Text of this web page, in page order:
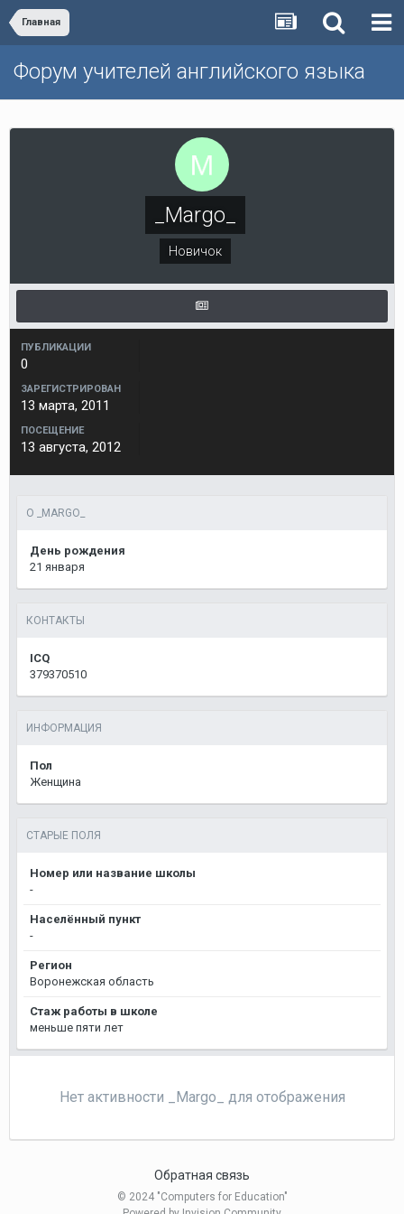
Главная
Форум учителей английского языка
_Margo_
Новичок
ПУБЛИКАЦИИ
0
ЗАРЕГИСТРИРОВАН
13 марта, 2011
ПОСЕЩЕНИЕ
13 августа, 2012
О _MARGO_
День рождения
21 января
КОНТАКТЫ
ICQ
379370510
ИНФОРМАЦИЯ
Пол
Женщина
СТАРЫЕ ПОЛЯ
Номер или название школы
-
Населённый пункт
-
Регион
Воронежская область
Стаж работы в школе
меньше пяти лет
Нет активности _Margo_ для отображения
Обратная связь
© 2024 "Computers for Education"